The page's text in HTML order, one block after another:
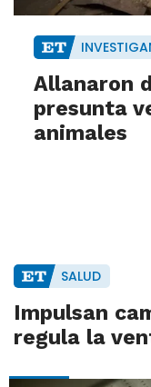
Allanaron
presunta
animales
SALUD
Impulsan
regula la